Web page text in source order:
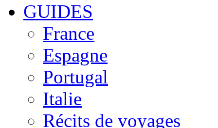
GUIDES
France
Espagne
Portugal
Italie
Récits de voyages